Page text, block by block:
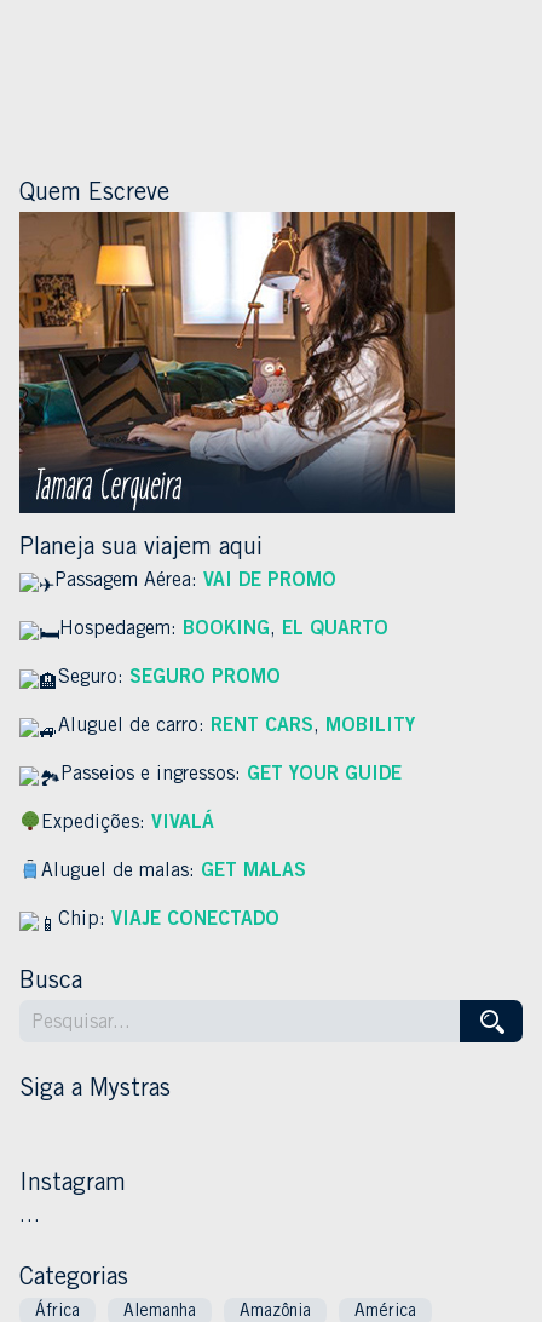
Quem Escreve
Planeja sua viajem aqui
Passagem Aérea: VAI DE PROMO
Hospedagem: BOOKING, EL QUARTO
Seguro: SEGURO PROMO
Aluguel de carro: RENT CARS, MOBILITY
Passeios e ingressos: GET YOUR GUIDE
Expedições:VIVALÁ
Aluguel de malas: GET MALAS
Chip: VIAJE CONECTADO
Busca
Siga a Mystras
Instagram
…
Categorias
África Alemanha Amazônia América